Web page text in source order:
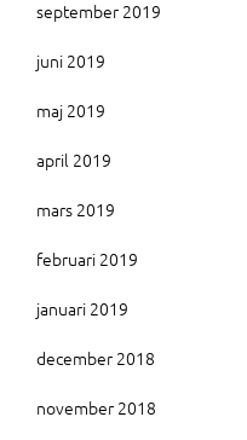
september 2019
juni 2019
maj 2019
april 2019
mars 2019
februari 2019
januari 2019
december 2018
november 2018